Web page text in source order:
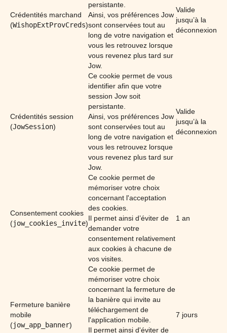
Crédentités marchand
(WishopExtProvCreds)
persistante.
Ainsi, vos préférences Jow
sont conservées tout au
long de votre navigation et
vous les retrouvez lorsque
vous revenez plus tard sur
Jow.
Valide
jusqu’à la
déconnexion
Crédentités session
(JowSession)
Ce cookie permet de vous
identifier afin que votre
session Jow soit
persistante.
Ainsi, vos préférences Jow
sont conservées tout au
long de votre navigation et
vous les retrouvez lorsque
vous revenez plus tard sur
Jow.
Valide
jusqu’à la
déconnexion
Consentement cookies
(jow_cookies_invite)
Ce cookie permet de
mémoriser votre choix
concernant l'acceptation
des cookies.
Il permet ainsi d’éviter de
demander votre
consentement relativement
aux cookies à chacune de
vos visites.
1 an
Fermeture banière
mobile
(jow_app_banner)
Ce cookie permet de
mémoriser votre choix
concernant la fermeture de
la banière qui invite au
téléchargement de
l'application mobile.
Il permet ainsi d'éviter de
7 jours